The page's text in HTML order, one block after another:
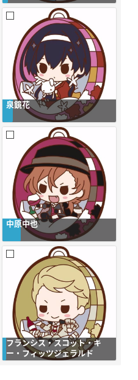
泉鏡花
中原中也
フランシス・スコット・キ
ー・フィッツジェラルド